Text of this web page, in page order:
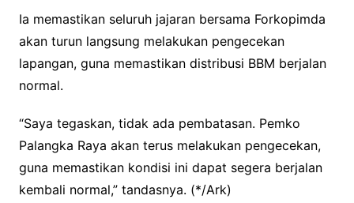
Ia memastikan seluruh jajaran bersama Forkopimda
akan turun langsung melakukan pengecekan
lapangan, guna memastikan distribusi BBM berjalan
normal.
“Saya tegaskan, tidak ada pembatasan. Pemko
Palangka Raya akan terus melakukan pengecekan,
guna memastikan kondisi ini dapat segera berjalan
kembali normal,” tandasnya. (*/Ark)